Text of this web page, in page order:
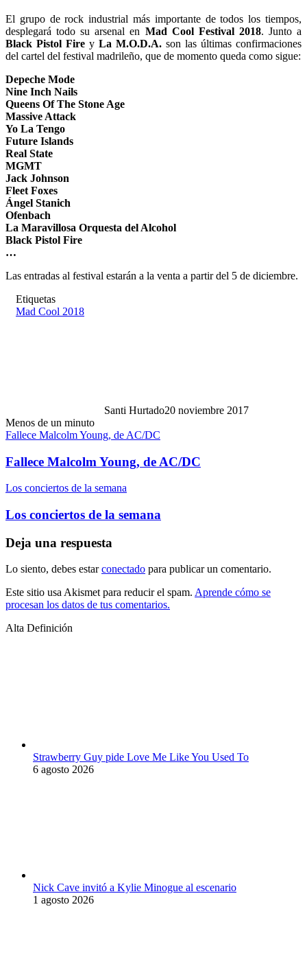
El grupo de rock industrial más importante de todos los tiempos,
desplegará todo su arsenal en Mad Cool Festival 2018. Junto a
Black Pistol Fire y La M.O.D.A. son las últimas confirmaciones
del cartel del festival madrileño, que de momento queda como sigue:
Depeche Mode
Nine Inch Nails
Queens Of The Stone Age
Massive Attack
Yo La Tengo
Future Islands
Real State
MGMT
Jack Johnson
Fleet Foxes
Ángel Stanich
Ofenbach
La Maravillosa Orquesta del Alcohol
Black Pistol Fire
…
Las entradas al festival estarán a la venta a partir del 5 de diciembre.
Etiquetas
Mad Cool 2018
Santi Hurtado20 noviembre 2017
Menos de un minuto
Fallece Malcolm Young, de AC/DC
Fallece Malcolm Young, de AC/DC
Los conciertos de la semana
Los conciertos de la semana
Deja una respuesta
Lo siento, debes estarconectado para publicar un comentario.
Este sitio usa Akismet para reducir el spam. Aprende cómo se
procesan los datos de tus comentarios.
Alta Definición
Strawberry Guy pide Love Me Like You Used To
6 agosto 2026
Nick Cave invitó a Kylie Minogue al escenario
1 agosto 2026